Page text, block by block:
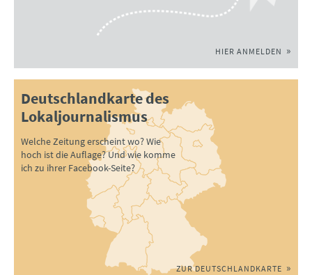
HIER ANMELDEN
Deutschlandkarte des
Lokaljournalismus
Welche Zeitung erscheint wo? Wie
hoch ist die Auflage? Und wie komme
ich zu ihrer Facebook-Seite?
ZUR DEUTSCHLANDKARTE